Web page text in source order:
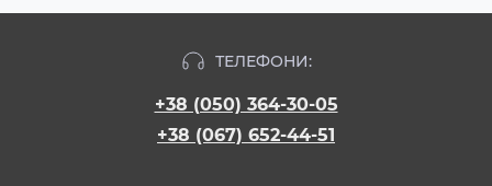
ТЕЛЕФОНИ:
+38 (050) 364-30-05
+38 (067) 652-44-51